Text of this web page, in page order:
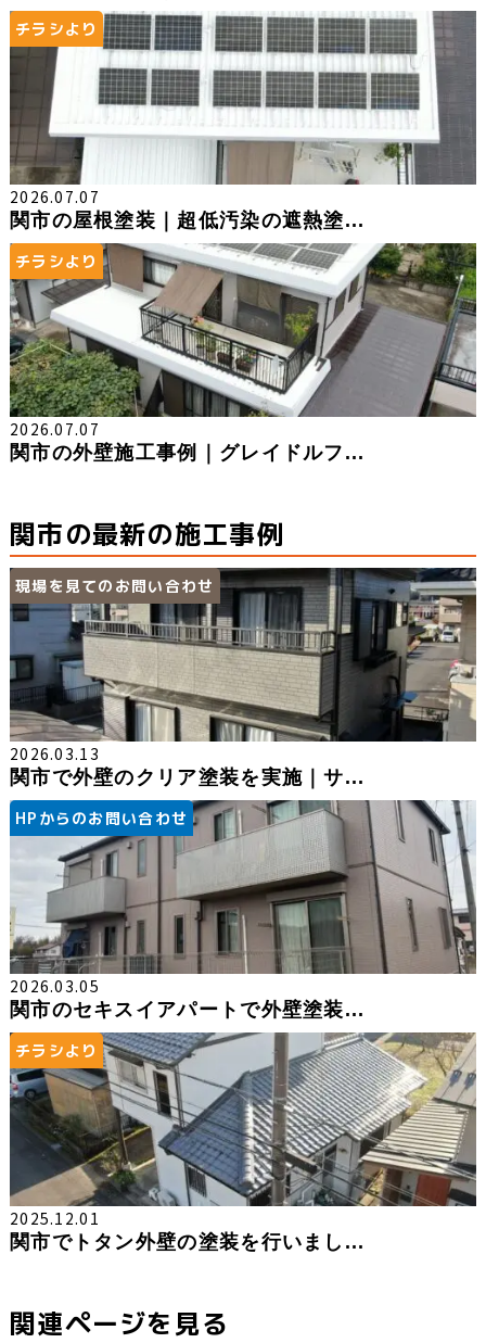
チラシより
2026.07.07
関市の屋根塗装｜超低汚染の遮熱塗...
チラシより
2026.07.07
関市の外壁施工事例｜グレイドルフ...
関市の最新の施工事例
現場を見てのお問い合わせ
2026.03.13
関市で外壁のクリア塗装を実施｜サ...
HPからのお問い合わせ
2026.03.05
関市のセキスイアパートで外壁塗装...
チラシより
2025.12.01
関市でトタン外壁の塗装を行いまし...
関連ページを見る